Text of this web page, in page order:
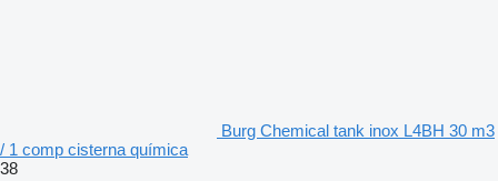
Burg Chemical tank inox L4BH 30 m3
/ 1 comp cisterna química
38